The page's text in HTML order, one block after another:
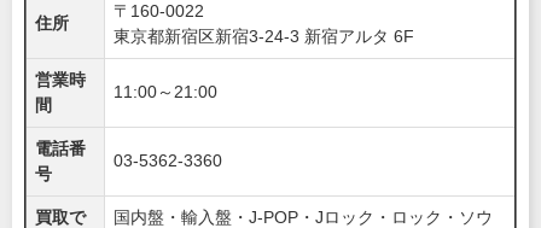
住所
〒160-0022
東京都新宿区新宿3-24-3 新宿アルタ 6F
営業時
間
11:00～21:00
電話番
号
03-5362-3360
買取で
国内盤・輸入盤・J-POP・Jロック・ロック・ソウ